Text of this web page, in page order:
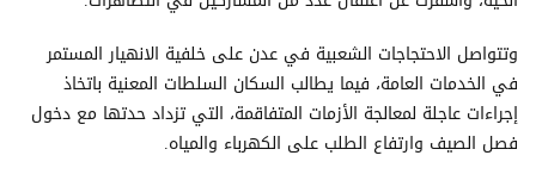
وتتواصل الاحتجاجات الشعبية في عدن على خلفية الانهيار المستمر
في الخدمات العامة، فيما يطالب السكان السلطات المعنية باتخاذ
إجراءات عاجلة لمعالجة الأزمات المتفاقمة، التي تزداد حدتها مع دخول
فصل الصيف وارتفاع الطلب على الكهرباء والمياه.